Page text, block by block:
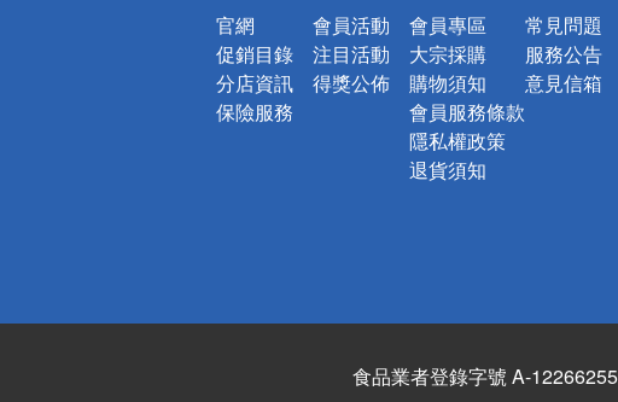
官網
促銷目錄
分店資訊
保險服務
會員活動
注目活動
得獎公佈
會員專區
大宗採購
購物須知
會員服務條款
隱私權政策
退貨須知
常見問題
服務公告
意見信箱
食品業者登錄字號 A-